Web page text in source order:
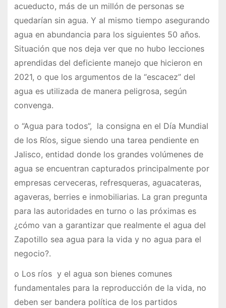
acueducto, más de un millón de personas se
quedarían sin agua. Y al mismo tiempo asegurando
agua en abundancia para los siguientes 50 años.
Situación que nos deja ver que no hubo lecciones
aprendidas del deficiente manejo que hicieron en
2021, o que los argumentos de la “escacez” del
agua es utilizada de manera peligrosa, según
convenga.
o “Agua para todos”, la consigna en el Día Mundial
de los Ríos, sigue siendo una tarea pendiente en
Jalisco, entidad donde los grandes volúmenes de
agua se encuentran capturados principalmente por
empresas cerveceras, refresqueras, aguacateras,
agaveras, berries e inmobiliarias. La gran pregunta
para las autoridades en turno o las próximas es
¿cómo van a garantizar que realmente el agua del
Zapotillo sea agua para la vida y no agua para el
negocio?.
o Los ríos y el agua son bienes comunes
fundamentales para la reproducción de la vida, no
deben ser bandera política de los partidos